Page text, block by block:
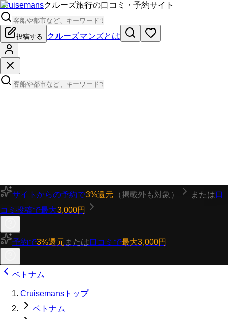
Cruisemansクルーズ旅行の口コミ・予約サイト
投稿する クルーズマンズとは
サイトからの予約で3%還元 （掲載外も対象） または口
コミ投稿で最大3,000円
予約で3%還元 または口コミで最大3,000円
ベトナム
Cruisemansトップ
ベトナム